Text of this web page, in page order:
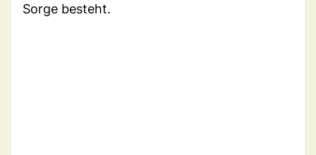
Sorge besteht.